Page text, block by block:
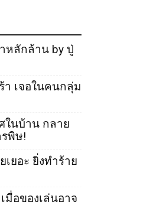
หลักล้าน by ปู่
า เจอในคนกลุ่ม
ในบ้าน กลาย
รพิษ!
เยอะ ยิ่งทำร้าย
มื่อของเล่นอาจ